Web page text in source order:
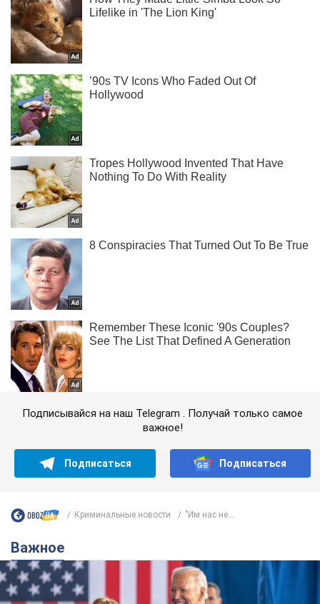
Подписывайся на наш Telegram . Получай только самое
важное!
Подписаться Подписаться
Криминальные новости "Им нас не...
Важное